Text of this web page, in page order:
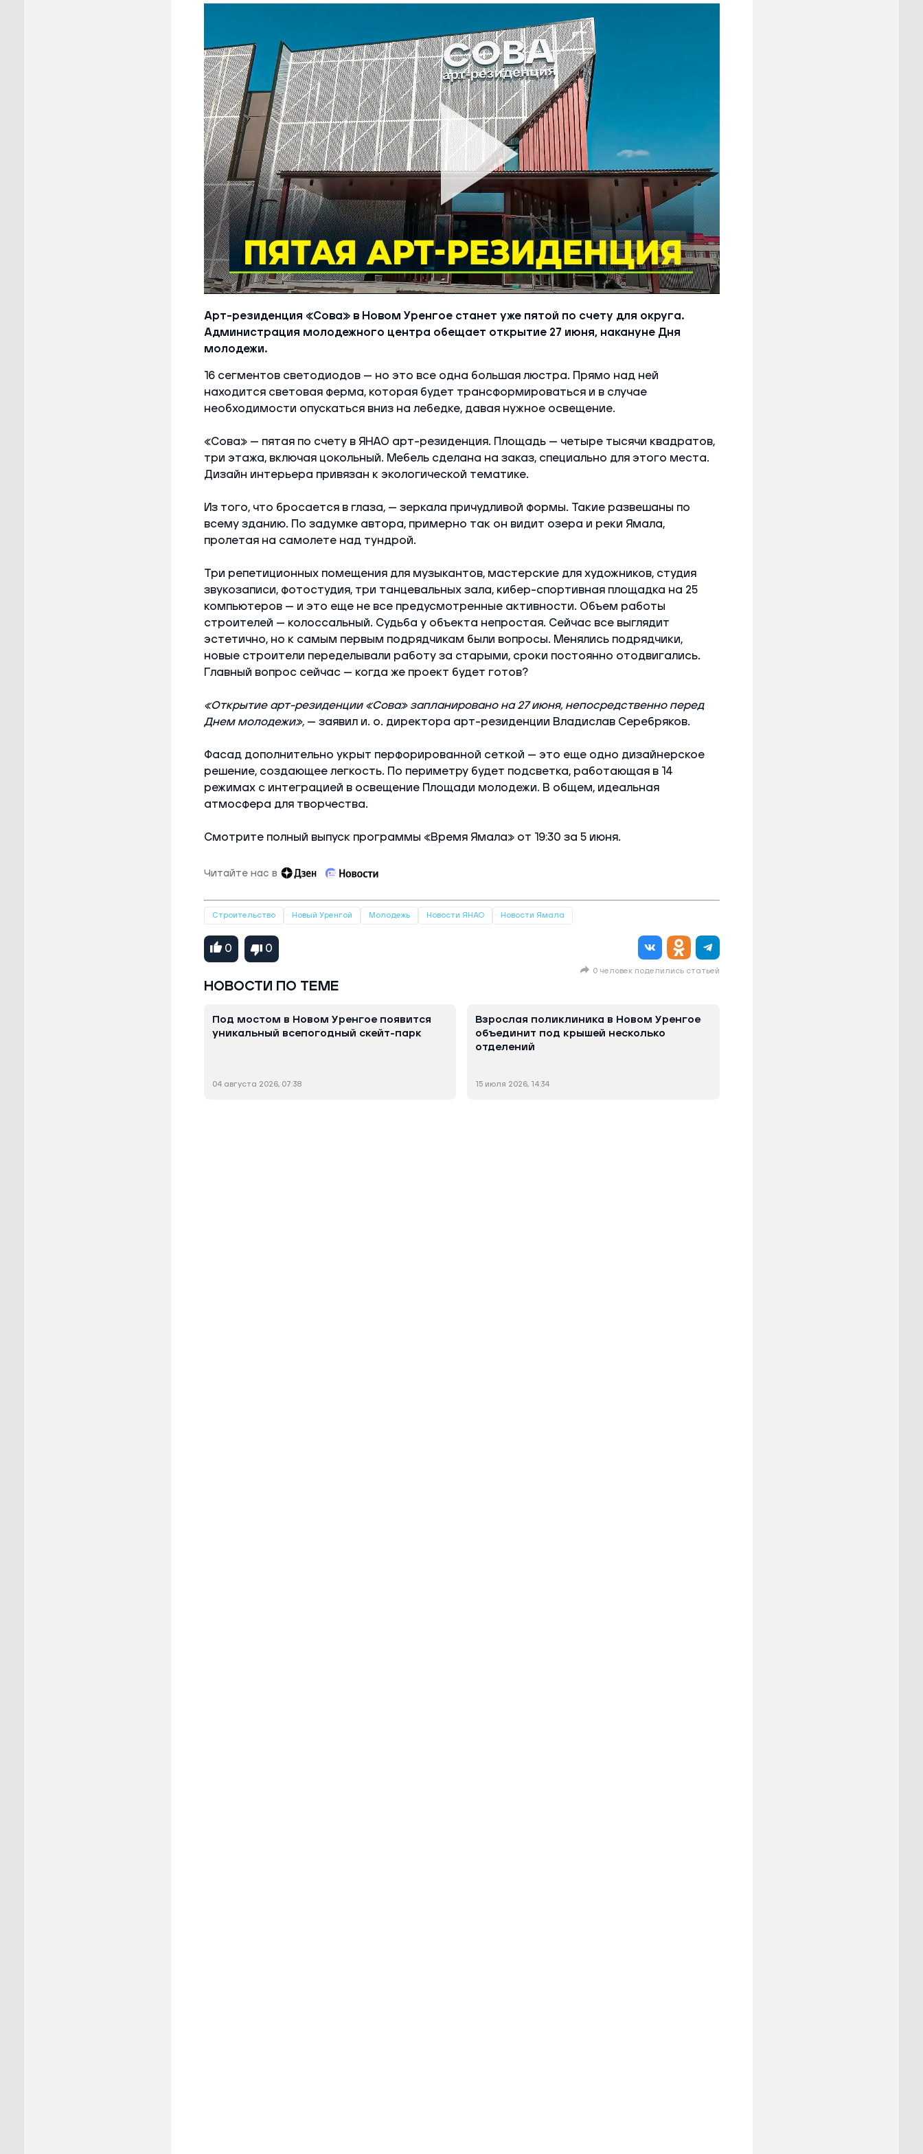
Салехард
Тарко-Сале
Тазовский район
Шурышкарский район
Ямальский район
Арт-резиденция «Сова» в Новом Уренгое станет уже пятой по счету для округа.
Администрация молодежного центра обещает открытие 27 июня, накануне Дня
молодежи.
16 сегментов светодиодов — но это все одна большая люстра. Прямо над ней
находится световая ферма, которая будет трансформироваться и в случае
необходимости опускаться вниз на лебедке, давая нужное освещение.
«Сова» — пятая по счету в ЯНАО арт-резиденция. Площадь — четыре тысячи квадратов,
три этажа, включая цокольный. Мебель сделана на заказ, специально для этого места.
Дизайн интерьера привязан к экологической тематике.
Из того, что бросается в глаза, — зеркала причудливой формы. Такие развешаны по
всему зданию. По задумке автора, примерно так он видит озера и реки Ямала,
пролетая на самолете над тундрой.
Три репетиционных помещения для музыкантов, мастерские для художников, студия
звукозаписи, фотостудия, три танцевальных зала, кибер-спортивная площадка на 25
компьютеров — и это еще не все предусмотренные активности. Объем работы
строителей — колоссальный. Судьба у объекта непростая. Сейчас все выглядит
эстетично, но к самым первым подрядчикам были вопросы. Менялись подрядчики,
новые строители переделывали работу за старыми, сроки постоянно отодвигались.
Главный вопрос сейчас — когда же проект будет готов?
«Открытие арт-резиденции «Сова» запланировано на 27 июня, непосредственно перед
Днем молодежи», — заявил и. о. директора арт-резиденции Владислав Серебряков.
Фасад дополнительно укрыт перфорированной сеткой — это еще одно дизайнерское
решение, создающее легкость. По периметру будет подсветка, работающая в 14
режимах с интеграцией в освещение Площади молодежи. В общем, идеальная
атмосфера для творчества.
Смотрите полный выпуск программы «Время Ямала» от 19:30 за 5 июня.
Читайте нас в
Строительство Новый Уренгой Молодежь Новости ЯНАО Новости Ямала
0 0
0 человек поделились статьей
НОВОСТИ ПО ТЕМЕ
Под мостом в Новом Уренгое появится
уникальный всепогодный скейт-парк
04 августа 2026, 07:38
Взрослая поликлиника в Новом Уренгое
объединит под крышей несколько
отделений
15 июля 2026, 14:34